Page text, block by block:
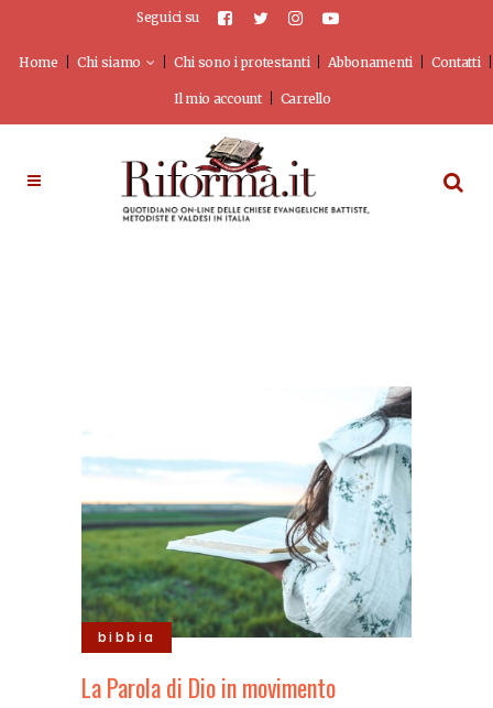
Seguici su
Home Chi siamo Chi sono i protestanti Abbonamenti Contatti
Il mio account Carrello
bibbia
La Parola di Dio in movimento